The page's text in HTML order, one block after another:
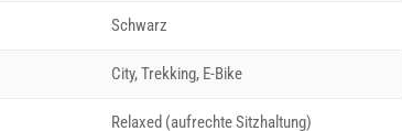
Schwarz
City, Trekking, E-Bike
Relaxed (aufrechte Sitzhaltung)